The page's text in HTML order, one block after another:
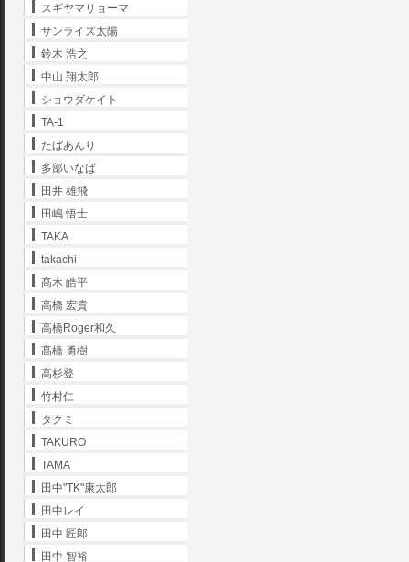
スギヤマリョーマ
サンライズ太陽
鈴木 浩之
中山 翔太郎
ショウダケイト
TA-1
たばあんり
多部いなば
田井 雄飛
田嶋 悟士
TAKA
takachi
髙木 皓平
高橋 宏貴
高橋Roger和久
髙橋 勇樹
高杉登
竹村仁
タクミ
TAKURO
TAMA
田中"TK"康太郎
田中レイ
田中 匠郎
田中 智裕